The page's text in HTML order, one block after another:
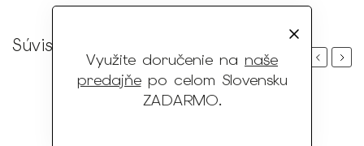
Využite doručenie na naše
predajňepo celom Slovensku
ZADARMO.
Súvisiaci tovar
PreviousNext